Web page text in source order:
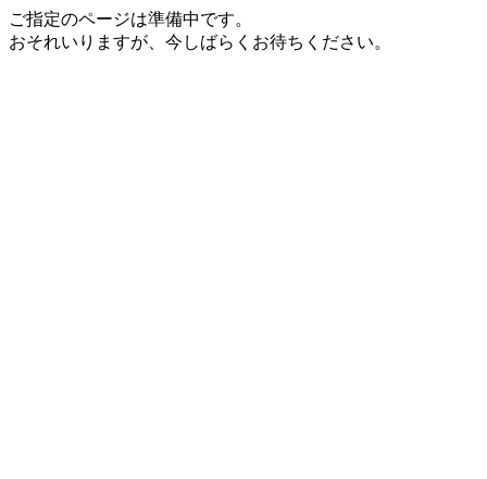
ご指定のページは準備中です。
おそれいりますが、今しばらくお待ちください。